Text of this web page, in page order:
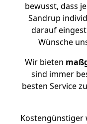
bewusst, dass
Sandrup
darauf
Wünsche
Wir bieten
sind immer
besten Service
Kostengünstiger